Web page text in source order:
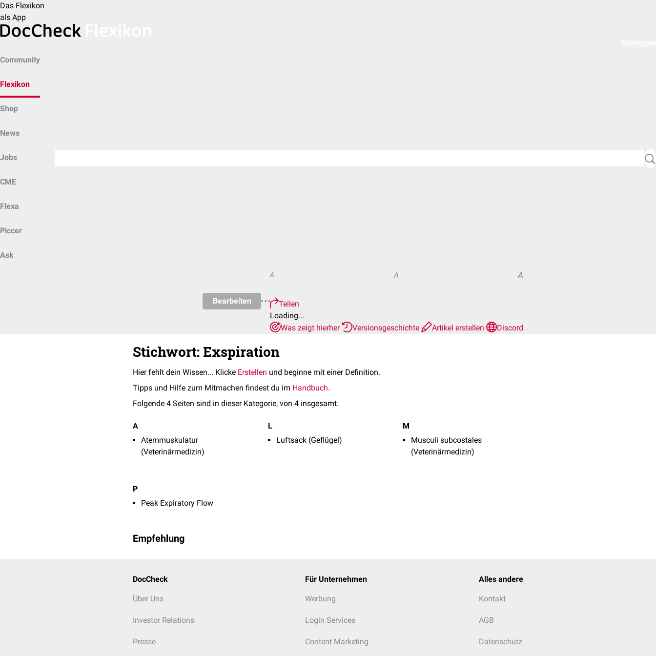
Das Flexikon
als App
Community
Flexikon
Shop
News
Jobs
CME
Flexa
Piccer
Ask
Bearbeiten
A A A
Teilen
Loading...
Was zeigt hierher
Versionsgeschichte Artikel erstellen Discord
Stichwort: Exspiration
Hier fehlt dein Wissen... Klicke Erstellen und beginne mit einer Definition.
Tipps und Hilfe zum Mitmachen findest du im Handbuch.
Folgende 4 Seiten sind in dieser Kategorie, von 4 insgesamt.
A
Atemmuskulatur
(Veterinärmedizin)
L
Luftsack (Geflügel)
M
Musculi subcostales
(Veterinärmedizin)
P
Peak Expiratory Flow
Empfehlung
DocCheck
Über Uns
Investor Relations
Presse
Für Unternehmen
Werbung
Login Services
Content Marketing
Alles andere
Kontakt
AGB
Datenschutz